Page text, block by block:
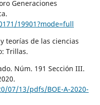
Generaciones
19901?mode=full
teorías de las ciencias
Trillas.
Núm. 191 Sección III.
07/13/pdfs/BOE-A-2020-